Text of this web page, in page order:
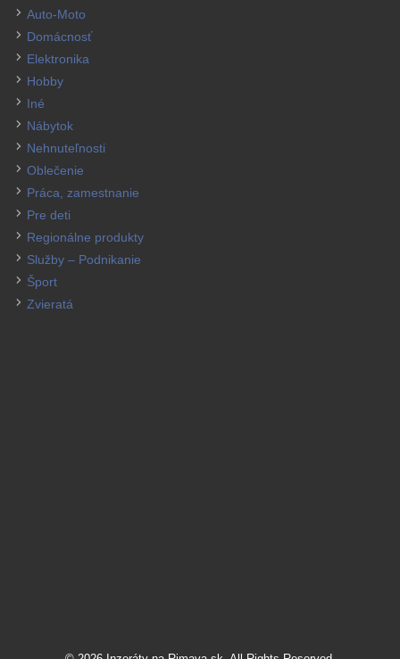
Auto-Moto
Domácnosť
Elektronika
Hobby
Iné
Nábytok
Nehnuteľnosti
Oblečenie
Práca, zamestnanie
Pre deti
Regionálne produkty
Služby – Podnikanie
Šport
Zvieratá